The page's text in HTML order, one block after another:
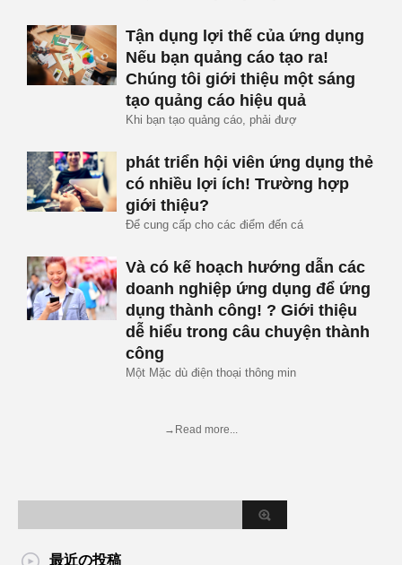
Tận dụng lợi thế của ứng dụng
Nếu bạn quảng cáo tạo ra!
Chúng tôi giới thiệu một sáng
tạo quảng cáo hiệu quả
Khi bạn tạo quảng cáo, phải đượ
phát triển hội viên ứng dụng thẻ
có nhiều lợi ích! Trường hợp
giới thiệu?
Để cung cấp cho các điểm đến cá
Và có kế hoạch hướng dẫn các
doanh nghiệp ứng dụng để ứng
dụng thành công! ? Giới thiệu
dễ hiểu trong câu chuyện thành
công
Một Mặc dù điện thoại thông min
→Read more...
最近の投稿